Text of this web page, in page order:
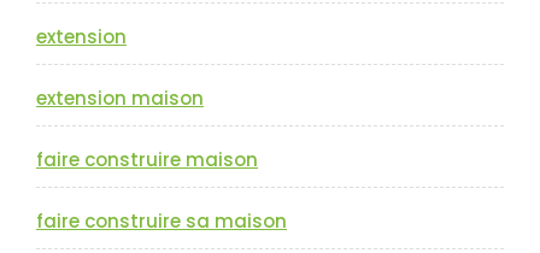
extension
extension maison
faire construire maison
faire construire sa maison